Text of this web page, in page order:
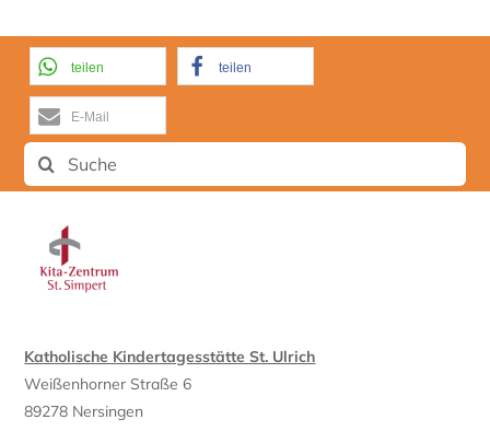
teilen teilen
E-Mail
Suche
nach:
Katholische Kindertagesstätte St. Ulrich
Weißenhorner Straße 6
89278 Nersingen